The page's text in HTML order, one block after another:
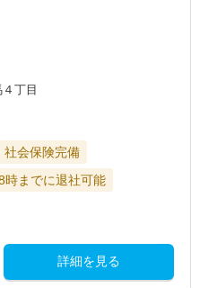
丁目
社会保険完備
時までに退社可能
詳細を見る